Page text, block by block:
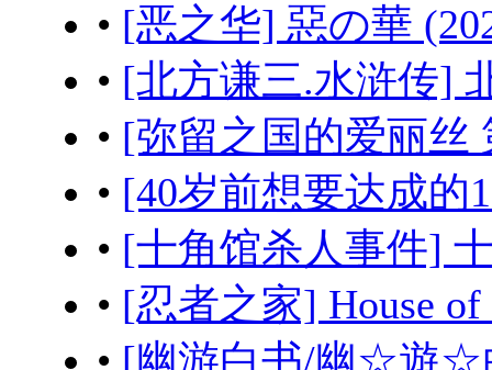
• [恶之华] 惡の華
• [北方谦三.水浒传]
• [弥留之国的爱丽丝
• [40岁前想要达成的
• [十角馆杀人事件]
• [忍者之家] House
• [幽游白书/幽☆遊☆